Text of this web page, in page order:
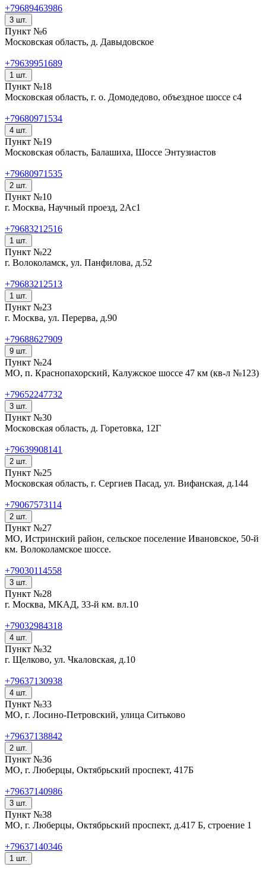
+79689463986
3 шт.
Пункт №6
Московская область, д. Давыдовское
+79639951689
1 шт.
Пункт №18
Московская область, г. о. Домодедово, объездное шоссе с4
+79680971534
4 шт.
Пункт №19
Московская область, Балашиха, Шоссе Энтузиастов
+79680971535
2 шт.
Пункт №10
г. Москва, Научный проезд, 2Ас1
+79683212516
1 шт.
Пункт №22
г. Волоколамск, ул. Панфилова, д.52
+79683212513
1 шт.
Пункт №23
г. Москва, ул. Перерва, д.90
+79688627909
9 шт.
Пункт №24
МО, п. Краснопахорский, Калужское шоссе 47 км (кв-л №123)
+79652247732
3 шт.
Пункт №30
Московская область, д. Горетовка, 12Г
+79639908141
2 шт.
Пункт №25
Московская область, г. Сергиев Пасад, ул. Вифанская, д.144
+79067573114
2 шт.
Пункт №27
МО, Истринский район, сельское поселение Ивановское, 50-й
км. Волоколамское шоссе.
+79030114558
3 шт.
Пункт №28
г. Москва, МКАД, 33-й км. вл.10
+79032984318
4 шт.
Пункт №32
г. Щелково, ул. Чкаловская, д.10
+79637130938
4 шт.
Пункт №33
МО, г. Лосино-Петровский, улица Ситьково
+79637138842
2 шт.
Пункт №36
МО, г. Люберцы, Октябрьский проспект, 417Б
+79637140986
3 шт.
Пункт №38
МО, г. Люберцы, Октябрьский проспект, д.417 Б, строение 1
+79637140346
1 шт.